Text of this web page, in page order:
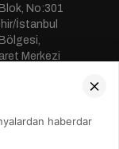
No:301
İstanbul
Merkezi
haberdar